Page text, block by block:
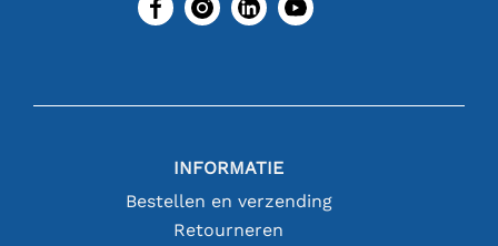
INFORMATIE
Bestellen en verzending
Retourneren